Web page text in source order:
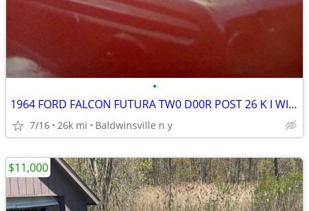
•
1964 FORD FALCON FUTURA TW0 D00R POST 26 K I WILL TAKE CASH AND TRADE
7/16 26k mi Baldwinsville n y
$11,000